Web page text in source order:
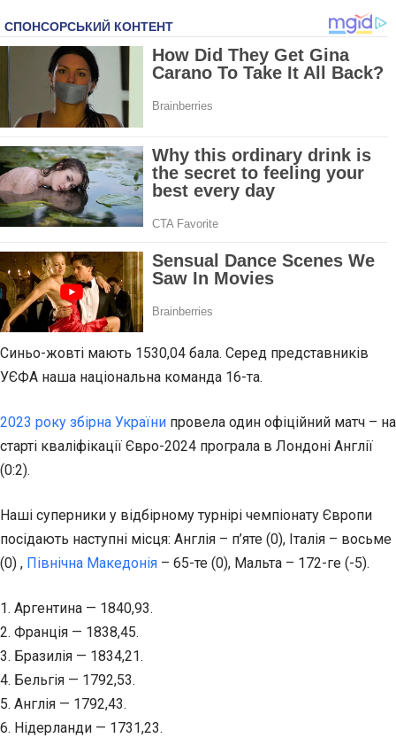
Синьо-жовті мають 1530,04 бала. Серед представників
УЄФА наша національна команда 16-та.
2023 року збірна України провела один офіційний матч – на
старті кваліфікації Євро-2024 програла в Лондоні Англії
(0:2).
Наші суперники у відбірному турнірі чемпіонату Європи
посідають наступні місця: Англія – п’яте (0), Італія – восьме
(0) , Північна Македонія – 65-те (0), Мальта – 172-ге (-5).
1. Аргентина — 1840,93.
2. Франція — 1838,45.
3. Бразилія — 1834,21.
4. Бельгія — 1792,53.
5. Англія — 1792,43.
6. Нідерланди — 1731,23.